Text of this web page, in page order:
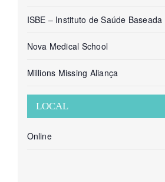
LOCAL
Online
ISBE – Instituto de Saúde Baseada
Nova Medical School
Millions Missing Aliança